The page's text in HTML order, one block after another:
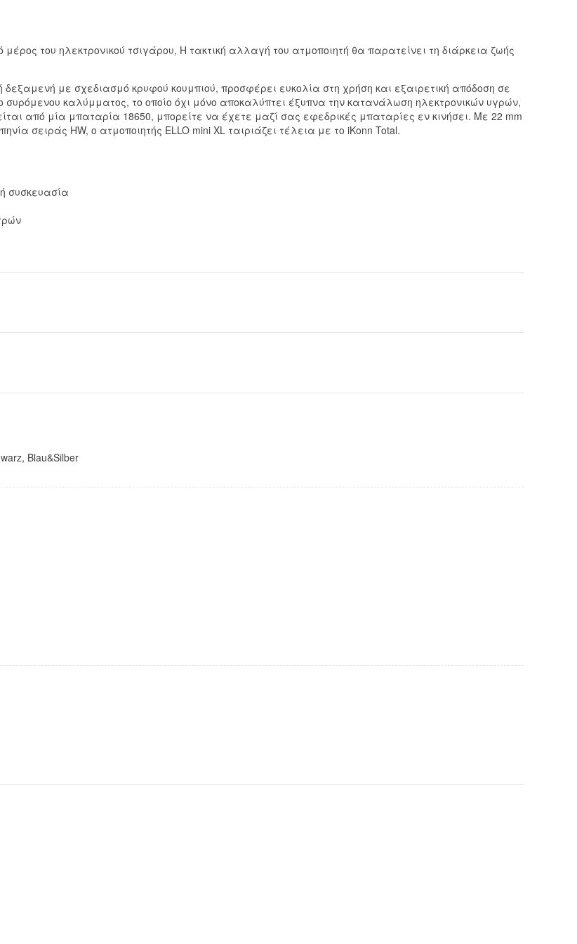
μέρος του ηλεκτρονικού τσιγάρου, Η τακτική αλλαγή του ατμοποιητή θα παρατείνει τη διάρκεια ζωής
δεξαμενή με σχεδιασμό κρυφού κουμπιού, προσφέρει ευκολία στη χρήση και εξαιρετική απόδοση σε
καλύμματος, το οποίο όχι μόνο αποκαλύπτει έξυπνα την κατανάλωση ηλεκτρονικών υγρών,
από μία μπαταρία 18650, μπορείτε να έχετε μαζί σας εφεδρικές μπαταρίες εν κινήσει. Με 22 mm
σειράς HW, ο ατμοποιητής ELLO mini XL ταιριάζει τέλεια με το iKonn Total.
συσκευασία
Blau&Silber